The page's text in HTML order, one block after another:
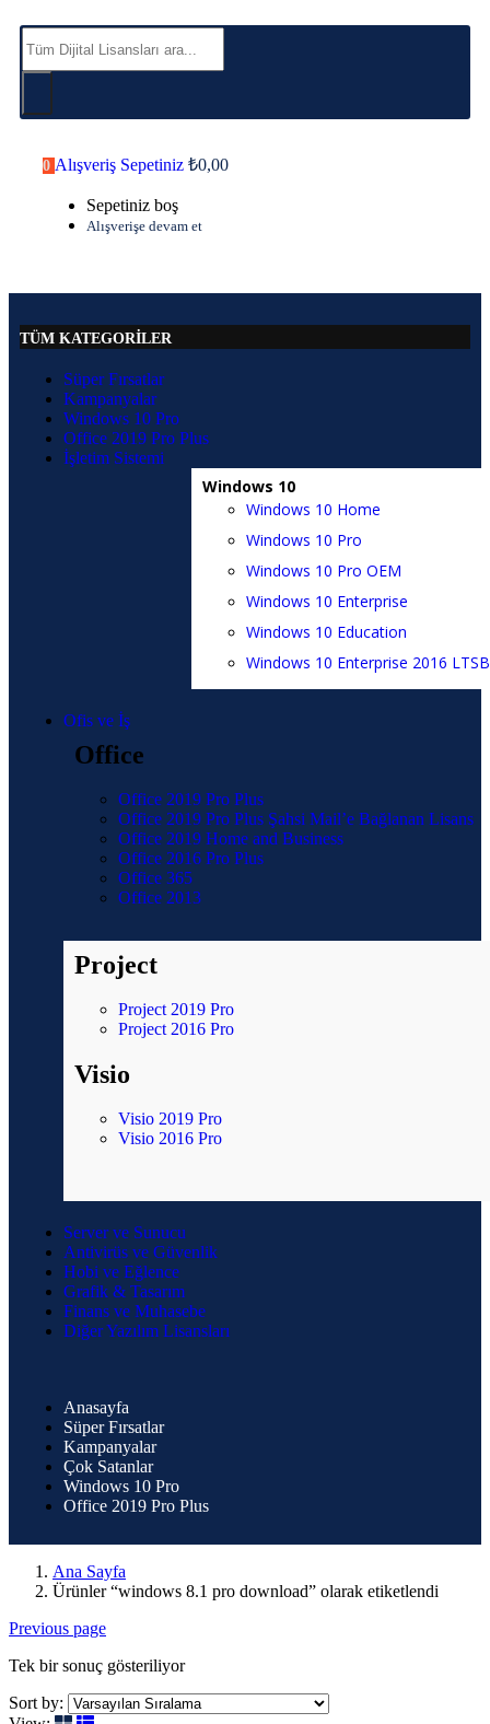
0 Alışveriş Sepetiniz ₺0,00
Sepetiniz boş
Alışverişe devam et
TÜM KATEGORİLER
Süper Fırsatlar
Kampanyalar
Windows 10 Pro
Office 2019 Pro Plus
İşletim Sistemi
Windows 10
Windows 10 Home
Windows 10 Pro
Windows 10 Pro OEM
Windows 10 Enterprise
Windows 10 Education
Windows 10 Enterprise 2016 LTSB
Ofis ve İş
Office
Office 2019 Pro Plus
Office 2019 Pro Plus Şahsi Mail’e Bağlanan Lisans
Office 2019 Home and Business
Office 2016 Pro Plus
Office 365
Office 2013
Project
Project 2019 Pro
Project 2016 Pro
Visio
Visio 2019 Pro
Visio 2016 Pro
Server ve Sunucu
Antivirüs ve Güvenlik
Hobi ve Eğlence
Grafik & Tasarım
Finans ve Muhasebe
Diğer Yazılım Lisansları
Anasayfa
Süper Fırsatlar
Kampanyalar
Çok Satanlar
Windows 10 Pro
Office 2019 Pro Plus
Ana Sayfa
Ürünler “windows 8.1 pro download” olarak etiketlendi
Previous page
Tek bir sonuç gösteriliyor
Sort by: